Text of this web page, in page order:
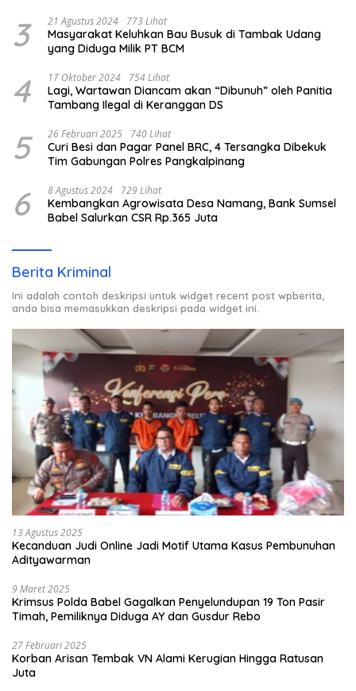
3 21 Agustus 2024 773 Lihat
Masyarakat Keluhkan Bau Busuk di Tambak Udang
yang Diduga Milik PT BCM
4 17 Oktober 2024 754 Lihat
Lagi, Wartawan Diancam akan “Dibunuh” oleh Panitia
Tambang Ilegal di Keranggan DS
5 26 Februari 2025 740 Lihat
Curi Besi dan Pagar Panel BRC, 4 Tersangka Dibekuk
Tim Gabungan Polres Pangkalpinang
6 8 Agustus 2024 729 Lihat
Kembangkan Agrowisata Desa Namang, Bank Sumsel
Babel Salurkan CSR Rp.365 Juta
Berita Kriminal
Ini adalah contoh deskripsi untuk widget recent post wpberita,
anda bisa memasukkan deskripsi pada widget ini.
13 Agustus 2025
Kecanduan Judi Online Jadi Motif Utama Kasus Pembunuhan
Adityawarman
9 Maret 2025
Krimsus Polda Babel Gagalkan Penyelundupan 19 Ton Pasir
Timah, Pemiliknya Diduga AY dan Gusdur Rebo
27 Februari 2025
Korban Arisan Tembak VN Alami Kerugian Hingga Ratusan
Juta